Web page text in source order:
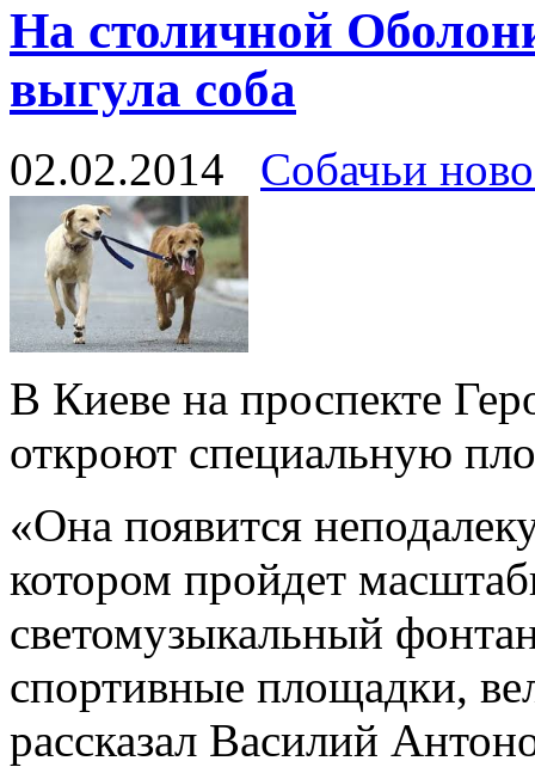
На столичной
выгула соба
02.02.2014 Собачьи
В Киеве на проспекте
откроют специальную
«Она появится
котором пройдет
светомузыкальный
спортивные площадки,
рассказал Василий